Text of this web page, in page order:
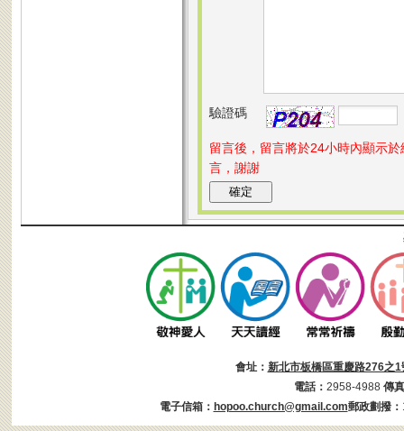
驗證碼
留言後，留言將於24小時內顯示
言，謝謝
會址： 新北市板橋區重慶路276之1
電話： 2958-4988 傳
電子信箱： hopoo.church@gmail.com郵政劃撥：